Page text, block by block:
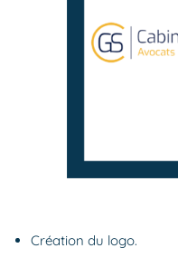
Création du logo.